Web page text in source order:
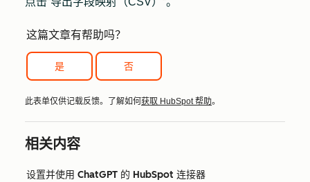
这篇文章有帮助吗？
是 否
此表单仅供记载反馈。了解如何 获取 HubSpot 帮助。
相关内容
设置并使用 ChatGPT 的 HubSpot 连接器